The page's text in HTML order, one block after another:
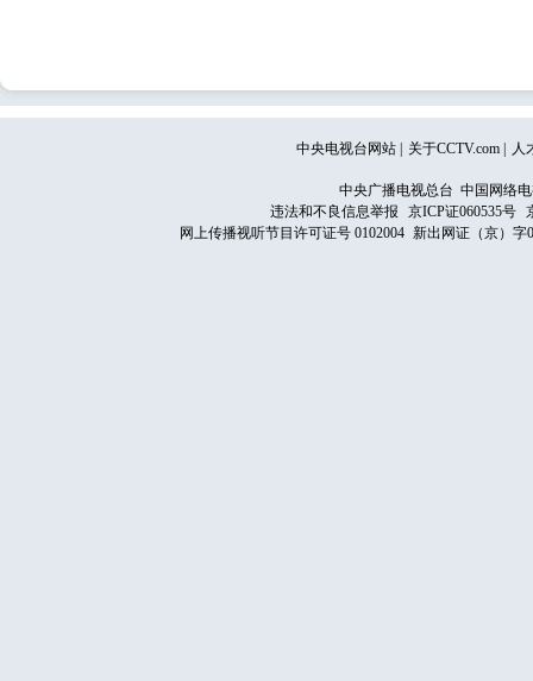
中央电视台网站 关于CCTV.com 人
中央广播电视总台 中国网络
违法和不良信息举报
京ICP证060535号
网上传播视听节目许可证号 0102004 新出网证（京）